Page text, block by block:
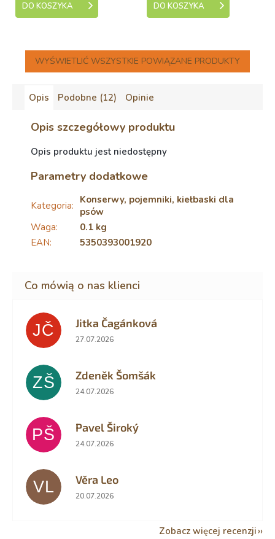
DO KOSZYKA DO KOSZYKA
WYŚWIETLIĆ WSZYSTKIE POWIĄZANE PRODUKTY
Opis Podobne (12) Opinie
Opis szczegółowy produktu
Opis produktu jest niedostępny
Parametry dodatkowe
Kategoria: Konserwy, pojemniki, kiełbaski dla
psów
Waga:
0.1 kg
EAN: 5350393001920
JČ Jitka Čagánková
Ocena sklepu to 5 na 5 gwiazdek.
27.07.2026
ZŠ Zdeněk Šomšák
Ocena sklepu to 5 na 5 gwiazdek.
24.07.2026
PŠ Pavel Široký
Ocena sklepu to 5 na 5 gwiazdek.
24.07.2026
VL Věra Leo
Ocena sklepu to 5 na 5 gwiazdek.
20.07.2026
Zobacz więcej recenzji